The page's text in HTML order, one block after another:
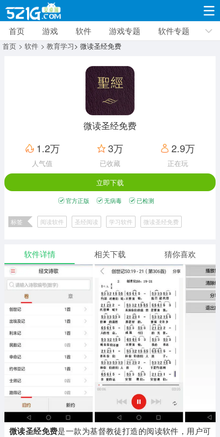
游戏 软件 游戏专题 软件专题 新闻资讯
8693款应用
动作闯关
12960款应用
赛车竞速
3629款应用
卡牌对战
2051款应用
体育运动
1278款应用
手游辅助
1958款应用
二次元
模拟经营
传奇手游
仙侠手游
485款应用
手赚网赚
446款应用
绝地求生
34款应用
三国游戏
我的世界
69款应用
像素游戏
700款应用
末日游戏
1405款应用
pc游戏
3443款应用
63款应用
软件教程
8款应用
热点新闻
首页 游戏 软件 游戏专题 软件专题
首页 > 软件 > 教育学习> 微读圣经免费
微读圣经免费
1.2万
人气值
3万
已收藏
2.9万
正在玩
立即下载
官方正版 无病毒 已检测
标签 阅读软件 圣经阅读 学习软件
微读圣经免费
实用游戏工具与模拟器软件
微读圣经版本合集
软件详情 相关下载 猜你喜欢
微读圣经免费是一款为基督教徒打造的阅读软件，用户可